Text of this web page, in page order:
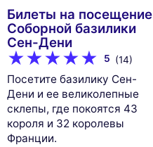
Билеты на посещение
Соборной базилики
Сен-Дени
5 (14)
Посетите базилику Сен-
Дени и ее великолепные
склепы, где покоятся 43
короля и 32 королевы
Франции.